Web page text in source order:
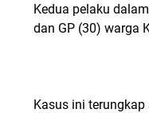
Kedua pelaku
dan GP (30) warga
Kasus ini